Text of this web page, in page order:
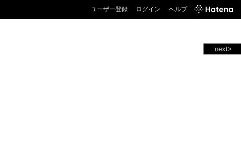
ユーザー登録 ログイン ヘルプ
next>